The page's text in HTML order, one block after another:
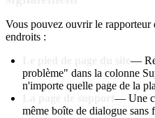
Vous pouvez ouvrir le rapporteur
endroits :
—
problème" dans la colonne
n'importe quelle page de la
— Une
même boîte de dialogue sans